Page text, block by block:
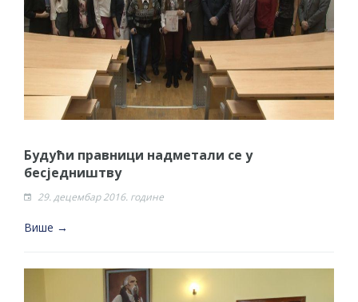
Будући правници надметали се у
бесједништву
29. децембар 2016. године
Више →